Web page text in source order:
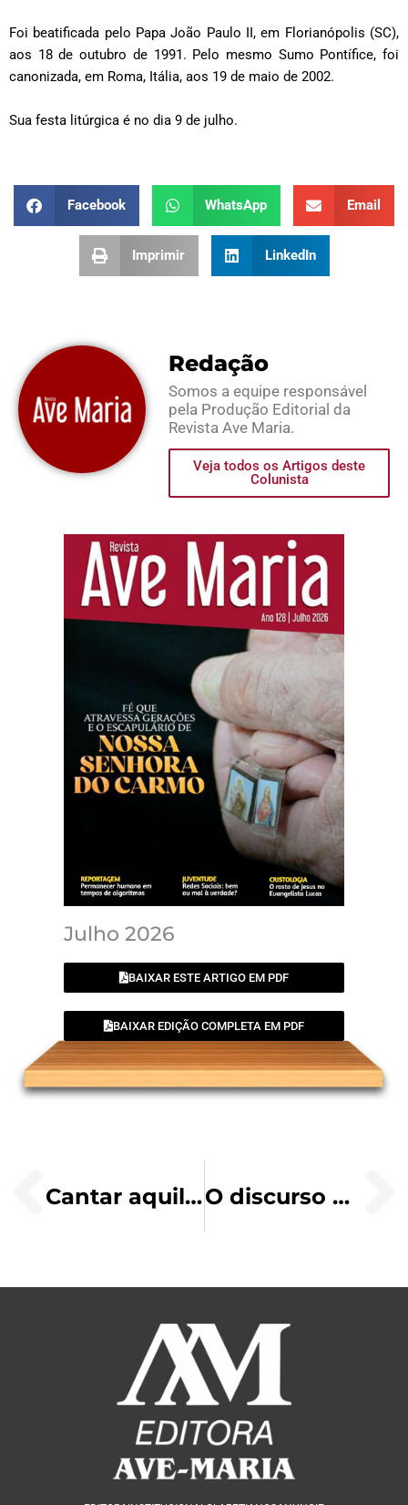
Foi beatificada pelo Papa João Paulo II, em Florianópolis (SC),
aos 18 de outubro de 1991. Pelo mesmo Sumo Pontífice, foi
canonizada, em Roma, Itália, aos 19 de maio de 2002.
Sua festa litúrgica é no dia 9 de julho.
Facebook WhatsApp Email
Imprimir LinkedIn
Redação
Somos a equipe responsável
pela Produção Editorial da
Revista Ave Maria.
Veja todos os Artigos deste
Colunista
Julho 2026
BAIXAR ESTE ARTIGO EM PDF
BAIXAR EDIÇÃO COMPLETA EM PDF
Cantar aquilo que se vive O discurso da salvação